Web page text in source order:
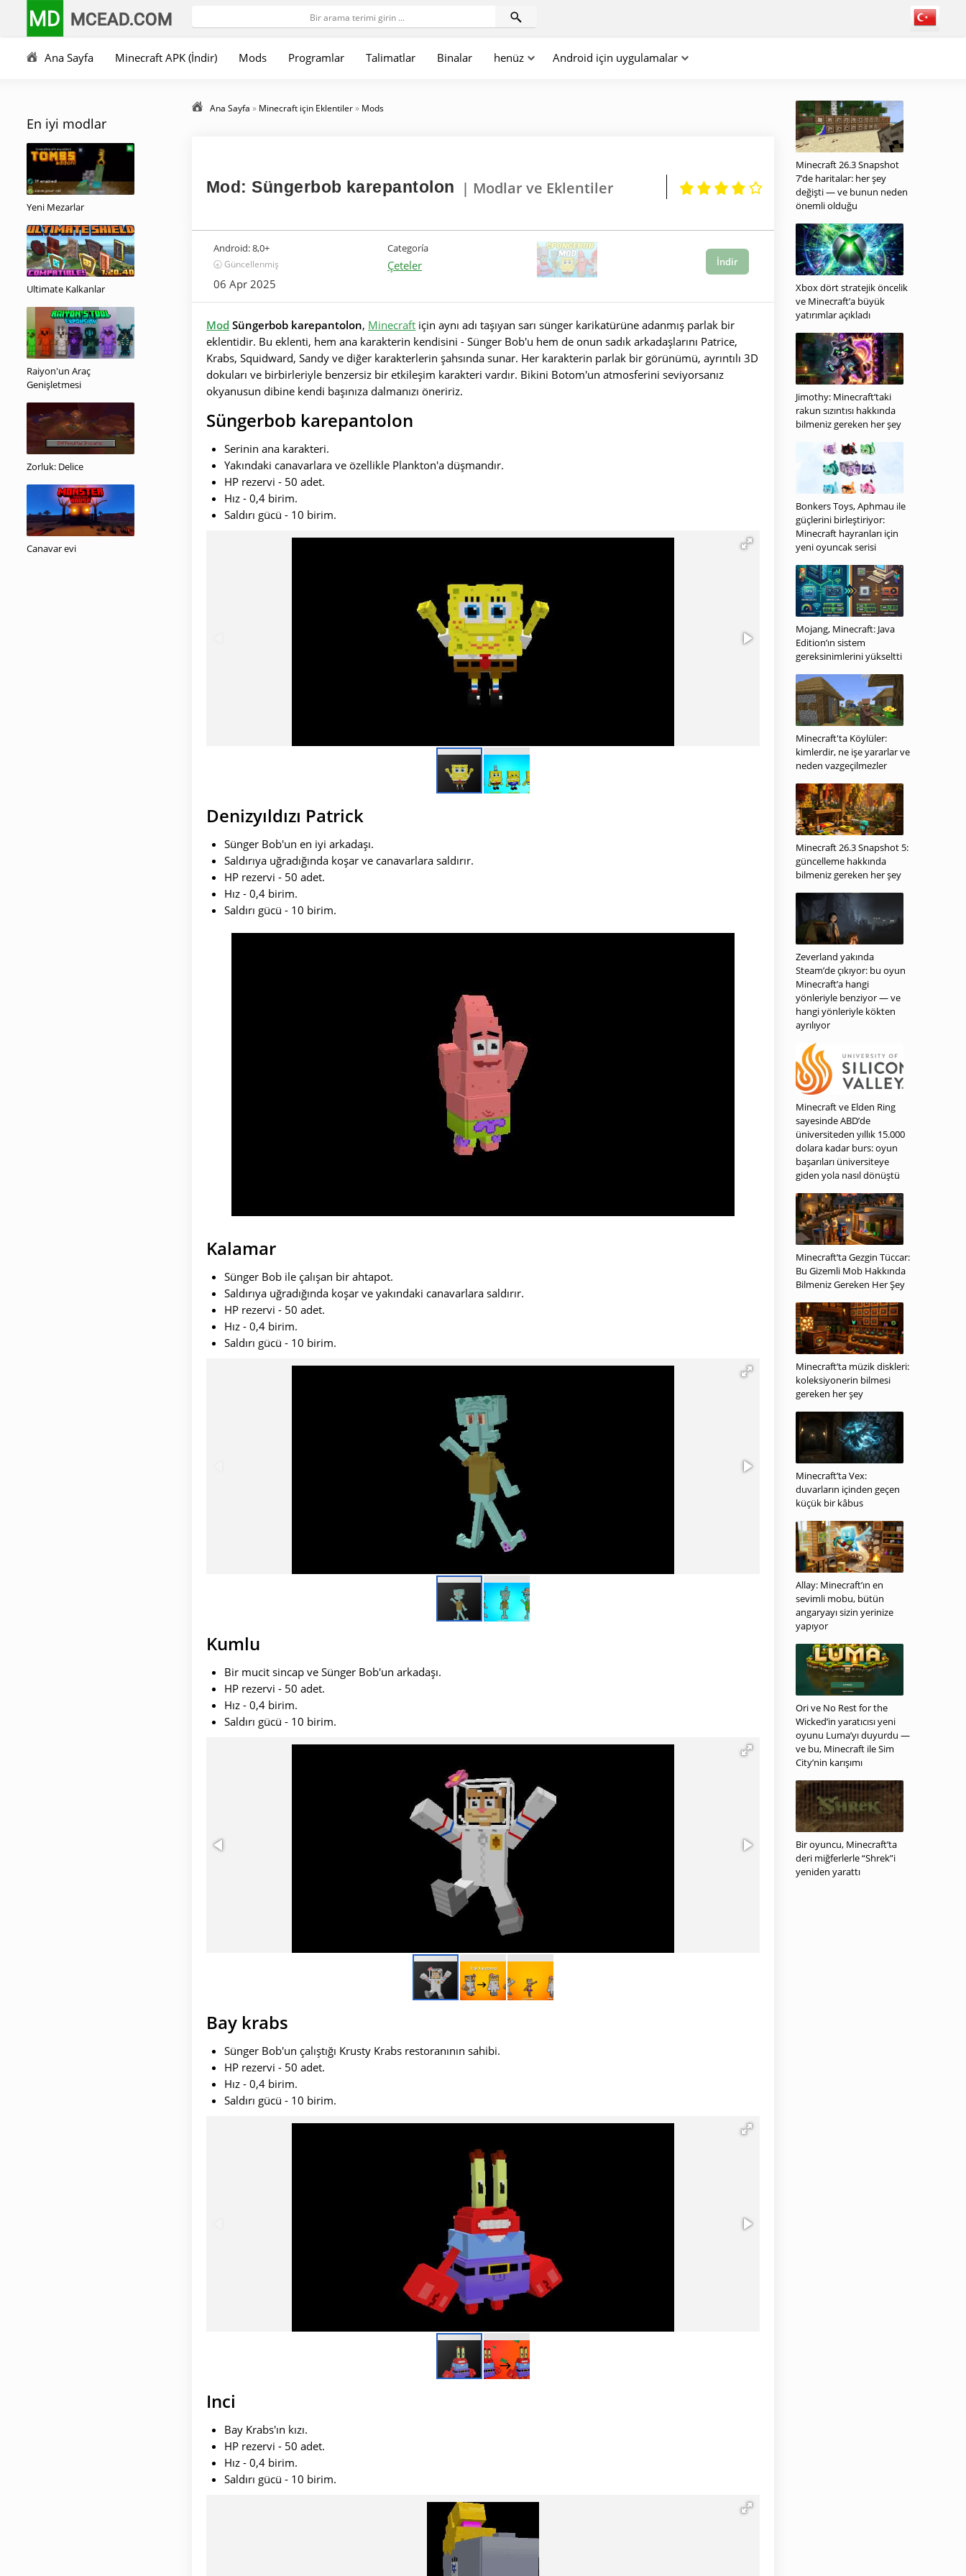
MD MCEAD.COM
Ana Sayfa Minecraft APK (İndir) Mods Programlar Talimatlar Binalar henüz Android için uygulamalar
En iyi modlar
Yeni Mezarlar
Ultimate Kalkanlar
Raiyon'un Araç
Genişletmesi
Zorluk: Delice
Canavar evi
Ana Sayfa » Minecraft için Eklentiler» Mods
Mod: Süngerbob karepantolon | Modlar ve Eklentiler
Android:8,0+
🕣 Güncellenmiş
06 Apr 2025
Categoría
Çeteler İndir
Mod Süngerbob karepantolon, Minecraft için aynı adı taşıyan sarı sünger karikatürüne adanmış parlak bir
eklentidir. Bu eklenti, hem ana karakterin kendisini - Sünger Bob'u hem de onun sadık arkadaşlarını Patrice,
Krabs, Squidward, Sandy ve diğer karakterlerin şahsında sunar. Her karakterin parlak bir görünümü, ayrıntılı 3D
dokuları ve birbirleriyle benzersiz bir etkileşim karakteri vardır. Bikini Botom'un atmosferini seviyorsanız
okyanusun dibine kendi başınıza dalmanızı öneririz.
Süngerbob karepantolon
Serinin ana karakteri.
Yakındaki canavarlara ve özellikle Plankton'a düşmandır.
HP rezervi - 50 adet.
Hız - 0,4 birim.
Saldırı gücü - 10 birim.
Denizyıldızı Patrick
Sünger Bob'un en iyi arkadaşı.
Saldırıya uğradığında koşar ve canavarlara saldırır.
HP rezervi - 50 adet.
Hız - 0,4 birim.
Saldırı gücü - 10 birim.
Kalamar
Sünger Bob ile çalışan bir ahtapot.
Saldırıya uğradığında koşar ve yakındaki canavarlara saldırır.
HP rezervi - 50 adet.
Hız - 0,4 birim.
Saldırı gücü - 10 birim.
Kumlu
Bir mucit sincap ve Sünger Bob'un arkadaşı.
HP rezervi - 50 adet.
Hız - 0,4 birim.
Saldırı gücü - 10 birim.
Bay krabs
Sünger Bob'un çalıştığı Krusty Krabs restoranının sahibi.
HP rezervi - 50 adet.
Hız - 0,4 birim.
Saldırı gücü - 10 birim.
Inci
Bay Krabs'ın kızı.
HP rezervi - 50 adet.
Hız - 0,4 birim.
Saldırı gücü - 10 birim.
Minecraft 26.3 Snapshot
7’de haritalar: her şey
değişti — ve bunun neden
önemli olduğu
Xbox dört stratejik öncelik
ve Minecraft’a büyük
yatırımlar açıkladı
Jimothy: Minecraft’taki
rakun sızıntısı hakkında
bilmeniz gereken her şey
Bonkers Toys, Aphmau ile
güçlerini birleştiriyor:
Minecraft hayranları için
yeni oyuncak serisi
Mojang, Minecraft: Java
Edition’ın sistem
gereksinimlerini yükseltti
Minecraft'ta Köylüler:
kimlerdir, ne işe yararlar ve
neden vazgeçilmezler
Minecraft 26.3 Snapshot 5:
güncelleme hakkında
bilmeniz gereken her şey
Zeverland yakında
Steam’de çıkıyor: bu oyun
Minecraft’a hangi
yönleriyle benziyor — ve
hangi yönleriyle kökten
ayrılıyor
Minecraft ve Elden Ring
sayesinde ABD’de
üniversiteden yıllık 15.000
dolara kadar burs: oyun
başarıları üniversiteye
giden yola nasıl dönüştü
Minecraft’ta Gezgin Tüccar:
Bu Gizemli Mob Hakkında
Bilmeniz Gereken Her Şey
Minecraft’ta müzik diskleri:
koleksiyonerin bilmesi
gereken her şey
Minecraft’ta Vex:
duvarların içinden geçen
küçük bir kâbus
Allay: Minecraft’ın en
sevimli mobu, bütün
angaryayı sizin yerinize
yapıyor
Ori ve No Rest for the
Wicked’in yaratıcısı yeni
oyunu Luma’yı duyurdu —
ve bu, Minecraft ile Sim
City’nin karışımı
Bir oyuncu, Minecraft’ta
deri miğferlerle “Shrek”i
yeniden yarattı